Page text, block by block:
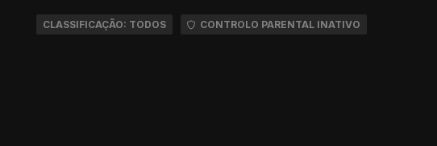
CLASSIFICAÇÃO: TODOS CONTROLO PARENTAL INATIVO